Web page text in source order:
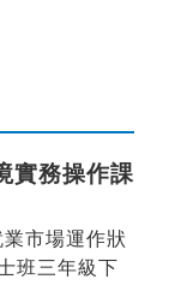
實務操作課
市場運作狀
班三年級下